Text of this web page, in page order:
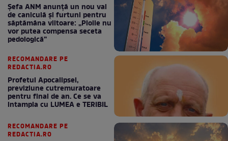
Șefa ANM anunță un nou val
de caniculă și furtuni pentru
săptămâna viitoare: „Ploile nu
vor putea compensa seceta
pedologică”
RECOMANDARE PE
REDACTIA.RO
Profetul Apocalipsei,
previziune cutremuratoare
pentru final de an. Ce se va
intampla cu LUMEA e TERIBIL
RECOMANDARE PE
REDACTIA.RO